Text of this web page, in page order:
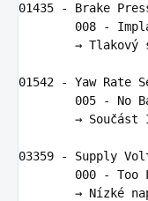
01435 - Brake
008
-
        →
Tlakový
01542 - Yaw Rate
005
- No
        →
Součást
03359 - Supply
000
- Too
        →
Nízké